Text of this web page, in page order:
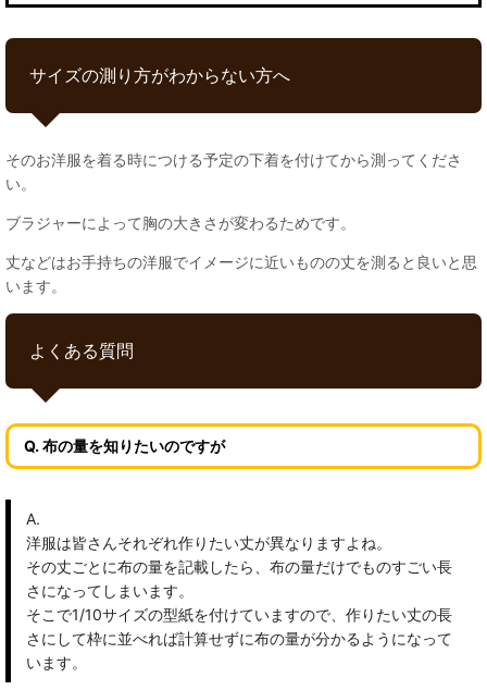
サイズの測り方がわからない方へ
そのお洋服を着る時につける予定の下着を付けてから測ってくださ
い。
ブラジャーによって胸の大きさが変わるためです。
丈などはお手持ちの洋服でイメージに近いものの丈を測ると良いと思
います。
よくある質問
Q. 布の量を知りたいのですが
A.
洋服は皆さんそれぞれ作りたい丈が異なりますよね。
その丈ごとに布の量を記載したら、布の量だけでものすごい長
さになってしまいます。
そこで1/10サイズの型紙を付けていますので、作りたい丈の長
さにして枠に並べれば計算せずに布の量が分かるようになって
います。